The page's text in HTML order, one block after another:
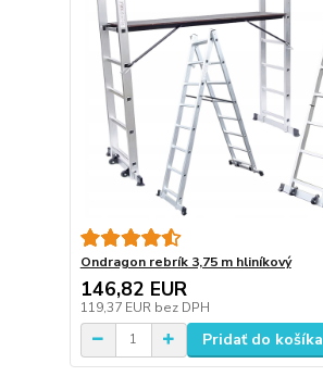
Ondragon rebrík 3,75 m hliníkový
146,82 EUR
119,37 EUR bez DPH
Pridať do košíka